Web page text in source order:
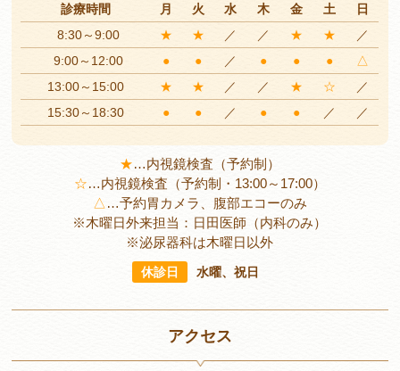
診療時間 月 火 水 木 金 土
日
8:30～9:00
★ ★ ／ ／ ★ ★
／
9:00～12:00
● ● ／ ● ● ●
△
13:00～15:00
★ ★ ／ ／ ★ ☆
／
15:30～18:30
● ● ／ ● ● ／ ／
★…内視鏡検査（予約制）
☆…内視鏡検査（予約制・13:00～17:00）
△ …予約胃カメラ、腹部エコーのみ
※木曜日外来担当：日田医師（内科のみ）
※泌尿器科は木曜日以外
休診日 水曜、祝日
アクセス